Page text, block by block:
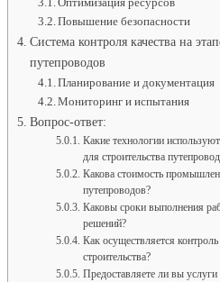
Повышение безопасности
Система контроля качества на
путепроводов
Планирование и документация
Мониторинг и испытания
Вопрос-ответ:
Какие технологии
для строительства
Какова стоимость
путепроводов?
Каковы сроки выполнения
решений?
Как осуществляется контроль
строительства?
Предоставляете ли вы